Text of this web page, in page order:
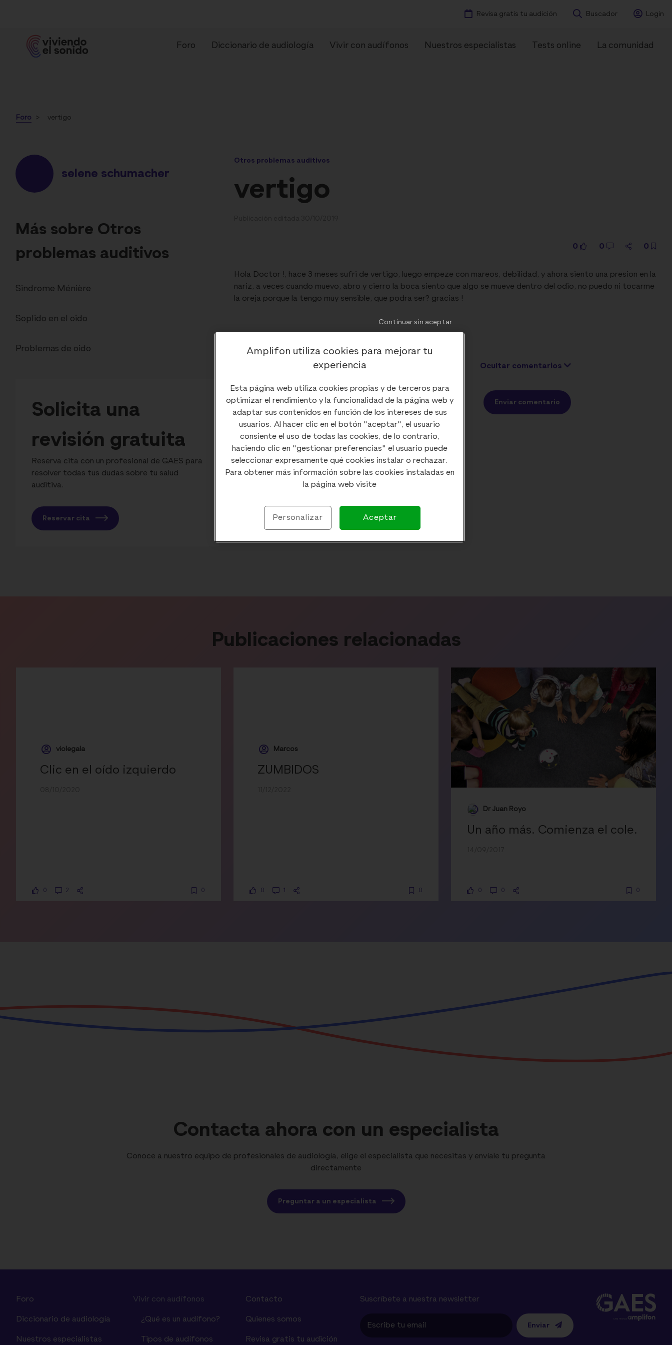
Revisa gratis tu audición Buscador Login
Foro Diccionario de audiología Vivir con audífonos
¿Qué es un audífono?
Nuestros especialistas Tests online La comunidad
Foro vertigo
selene schumacher
Más sobre Otros
problemas auditivos
Sindrome Ménière
Soplido en el oido
Problemas de oido
Solicita una
revisión gratuita
Reserva cita con un profesional de GAES para
resolver todas tus dudas sobre tu salud
auditiva.
Reservar cita
Otros problemas auditivos
vertigo
0 0 0
Hola Doctor !, hace 3 meses sufri de vertigo, luego empeze con mareos, debilidad, y ahora siento una presion en la
nariz, a veces cuando muevo, abro y cierro la boca siento que algo se mueve dentro del odio, no puedo ni tocarme
la oreja porque la tengo muy sensible, que podra ser? gracias !
Comentarios (0) Ocultar comentarios
Enviar comentario
Publicaciones relacionadas
violegala
Clic en el oído izquierdo
0 2 0
Marcos
ZUMBIDOS
0 1 0
Dr Juan Royo
Un año más. Comienza el cole.
0 0 0
Contacta ahora con un especialista
Conoce a nuestro equipo de profesionales de audiología, elige el especialista que necesitas y envíale tu pregunta
directamente
Preguntar a un especialista
Foro
Diccionario de audiología
Nuestros especialistas
Vivir con audífonos
¿Qué es un audífono?
Tipos de audífonos
Contacto
Quienes somos
Revisa gratis tu audición
Suscríbete a nuestra newsletter
Enviar
Amplifon utiliza cookies para mejorar tu
experiencia
Esta página web utiliza cookies propias y de terceros para
optimizar el rendimiento y la funcionalidad de la página web y
adaptar sus contenidos en función de los intereses de sus
usuarios. Al hacer clic en el botón "aceptar", el usuario
consiente el uso de todas las cookies, de lo contrario,
haciendo clic en "gestionar preferencias" el usuario puede
seleccionar expresamente qué cookies instalar o rechazar.
Para obtener más información sobre las cookies instaladas en
la página web visite
Personalizar Aceptar
Continuar sin aceptar